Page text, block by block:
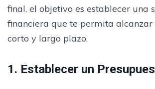
final, el objetivo es establecer una
financiera que te permita alcanzar
corto y largo plazo.
1. Establecer un